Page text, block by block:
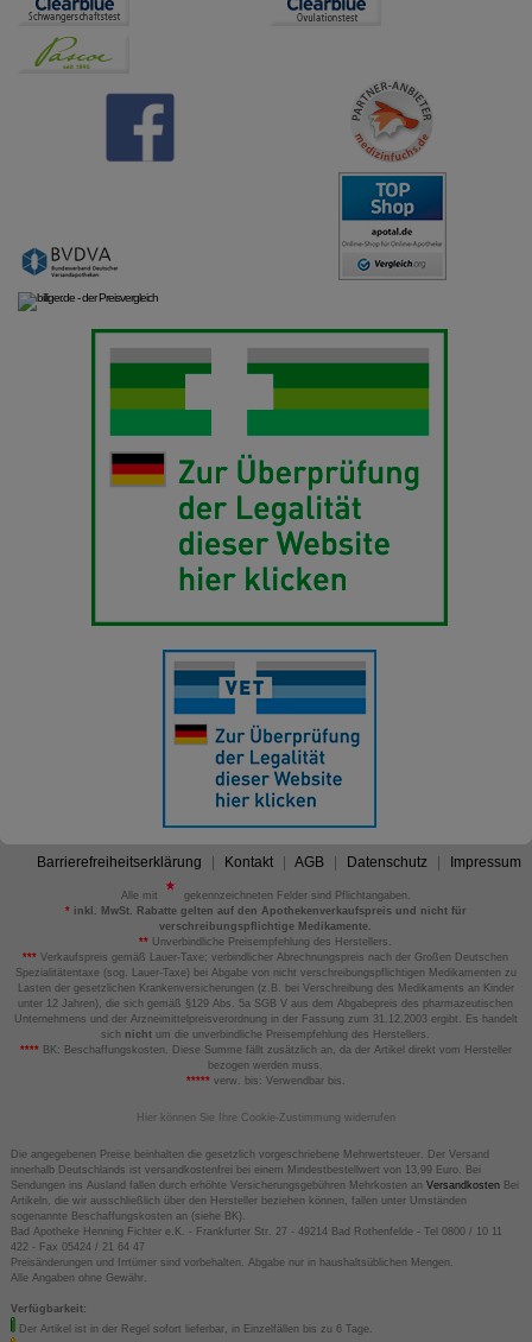
Barrierefreiheitserklärung Kontakt AGB Datenschutz Impressum
Alle mit
gekennzeichneten Felder sind Pflichtangaben.
*inkl. MwSt. Rabatte gelten auf den Apothekenverkaufspreis und nicht für
verschreibungspflichtige Medikamente.
** Unverbindliche Preisempfehlung des Herstellers.
*** Verkaufspreis gemäß Lauer-Taxe; verbindlicher Abrechnungspreis nach der Großen Deutschen
Spezialitätentaxe (sog. Lauer-Taxe) bei Abgabe von nicht verschreibungspflichtigen Medikamenten zu
Lasten der gesetzlichen Krankenversicherungen (z.B. bei Verschreibung des Medikaments an Kinder
unter 12 Jahren), die sich gemäß §129 Abs. 5a SGB V aus dem Abgabepreis des pharmazeutischen
Unternehmens und der Arzneimittelpreisverordnung in der Fassung zum 31.12.2003 ergibt. Es handelt
sich nicht um die unverbindliche Preisempfehlung des Herstellers.
****BK: Beschaffungskosten. Diese Summe fällt zusätzlich an, da der Artikel direkt vom Hersteller
bezogen werden muss.
*****verw. bis: Verwendbar bis.
Hier können Sie Ihre Cookie-Zustimmung widerrufen
Die angegebenen Preise beinhalten die gesetzlich vorgeschriebene Mehrwertsteuer. Der Versand
innerhalb Deutschlands ist versandkostenfrei bei einem Mindestbestellwert von 13,99 Euro. Bei
Sendungen ins Ausland fallen durch erhöhte Versicherungsgebühren Mehrkosten an VersandkostenBei
Artikeln, die wir ausschließlich über den Hersteller beziehen können, fallen unter Umständen
sogenannte Beschaffungskosten an (siehe BK).
Bad Apotheke Henning Fichter e.K. - Frankfurter Str. 27 - 49214 Bad Rothenfelde - Tel 0800 / 10 11
422 - Fax 05424 / 21 64 47
Preisänderungen und Irrtümer sind vorbehalten. Abgabe nur in haushaltsüblichen Mengen.
Alle Angaben ohne Gewähr.
Verfügbarkeit:
Der Artikel ist in der Regel sofort lieferbar, in Einzelfällen bis zu 6 Tage.